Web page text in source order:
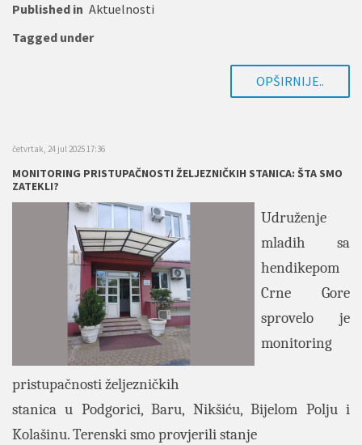
Published in Aktuelnosti
Tagged under
OPŠIRNIJE..
četvrtak, 24 jul 2025 17:36
MONITORING PRISTUPAČNOSTI ŽELJEZNIČKIH STANICA: ŠTA SMO
ZATEKLI?
Udruženje
mladih sa
hendikepom
Crne Gore
sprovelo je
monitoring
pristupačnosti željezničkih
stanica u Podgorici, Baru, Nikšiću, Bijelom Polju i
Kolašinu. Terenski smo provjerili stanje